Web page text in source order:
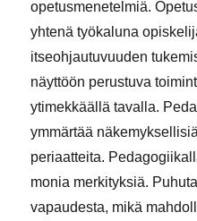
opetusmenetelmiä.
yhtenä työkaluna
itseohjautuvuuden
näyttöön perustuva
ytimekkäällä tavalla.
ymmärtää
periaatteita.
monia merkityksiä.
vapaudesta, mikä